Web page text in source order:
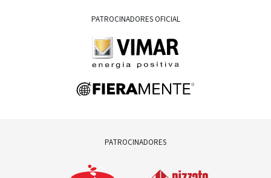
PATROCINADORES OFICIAL
PATROCINADORES